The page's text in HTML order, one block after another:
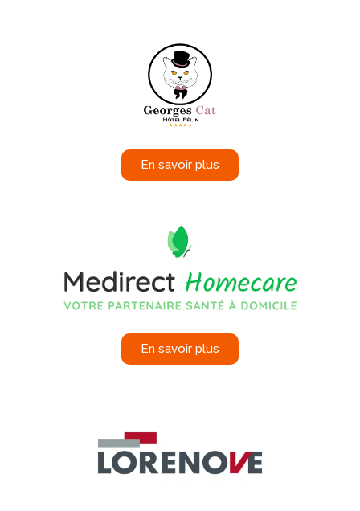
En savoir plus
En savoir plus